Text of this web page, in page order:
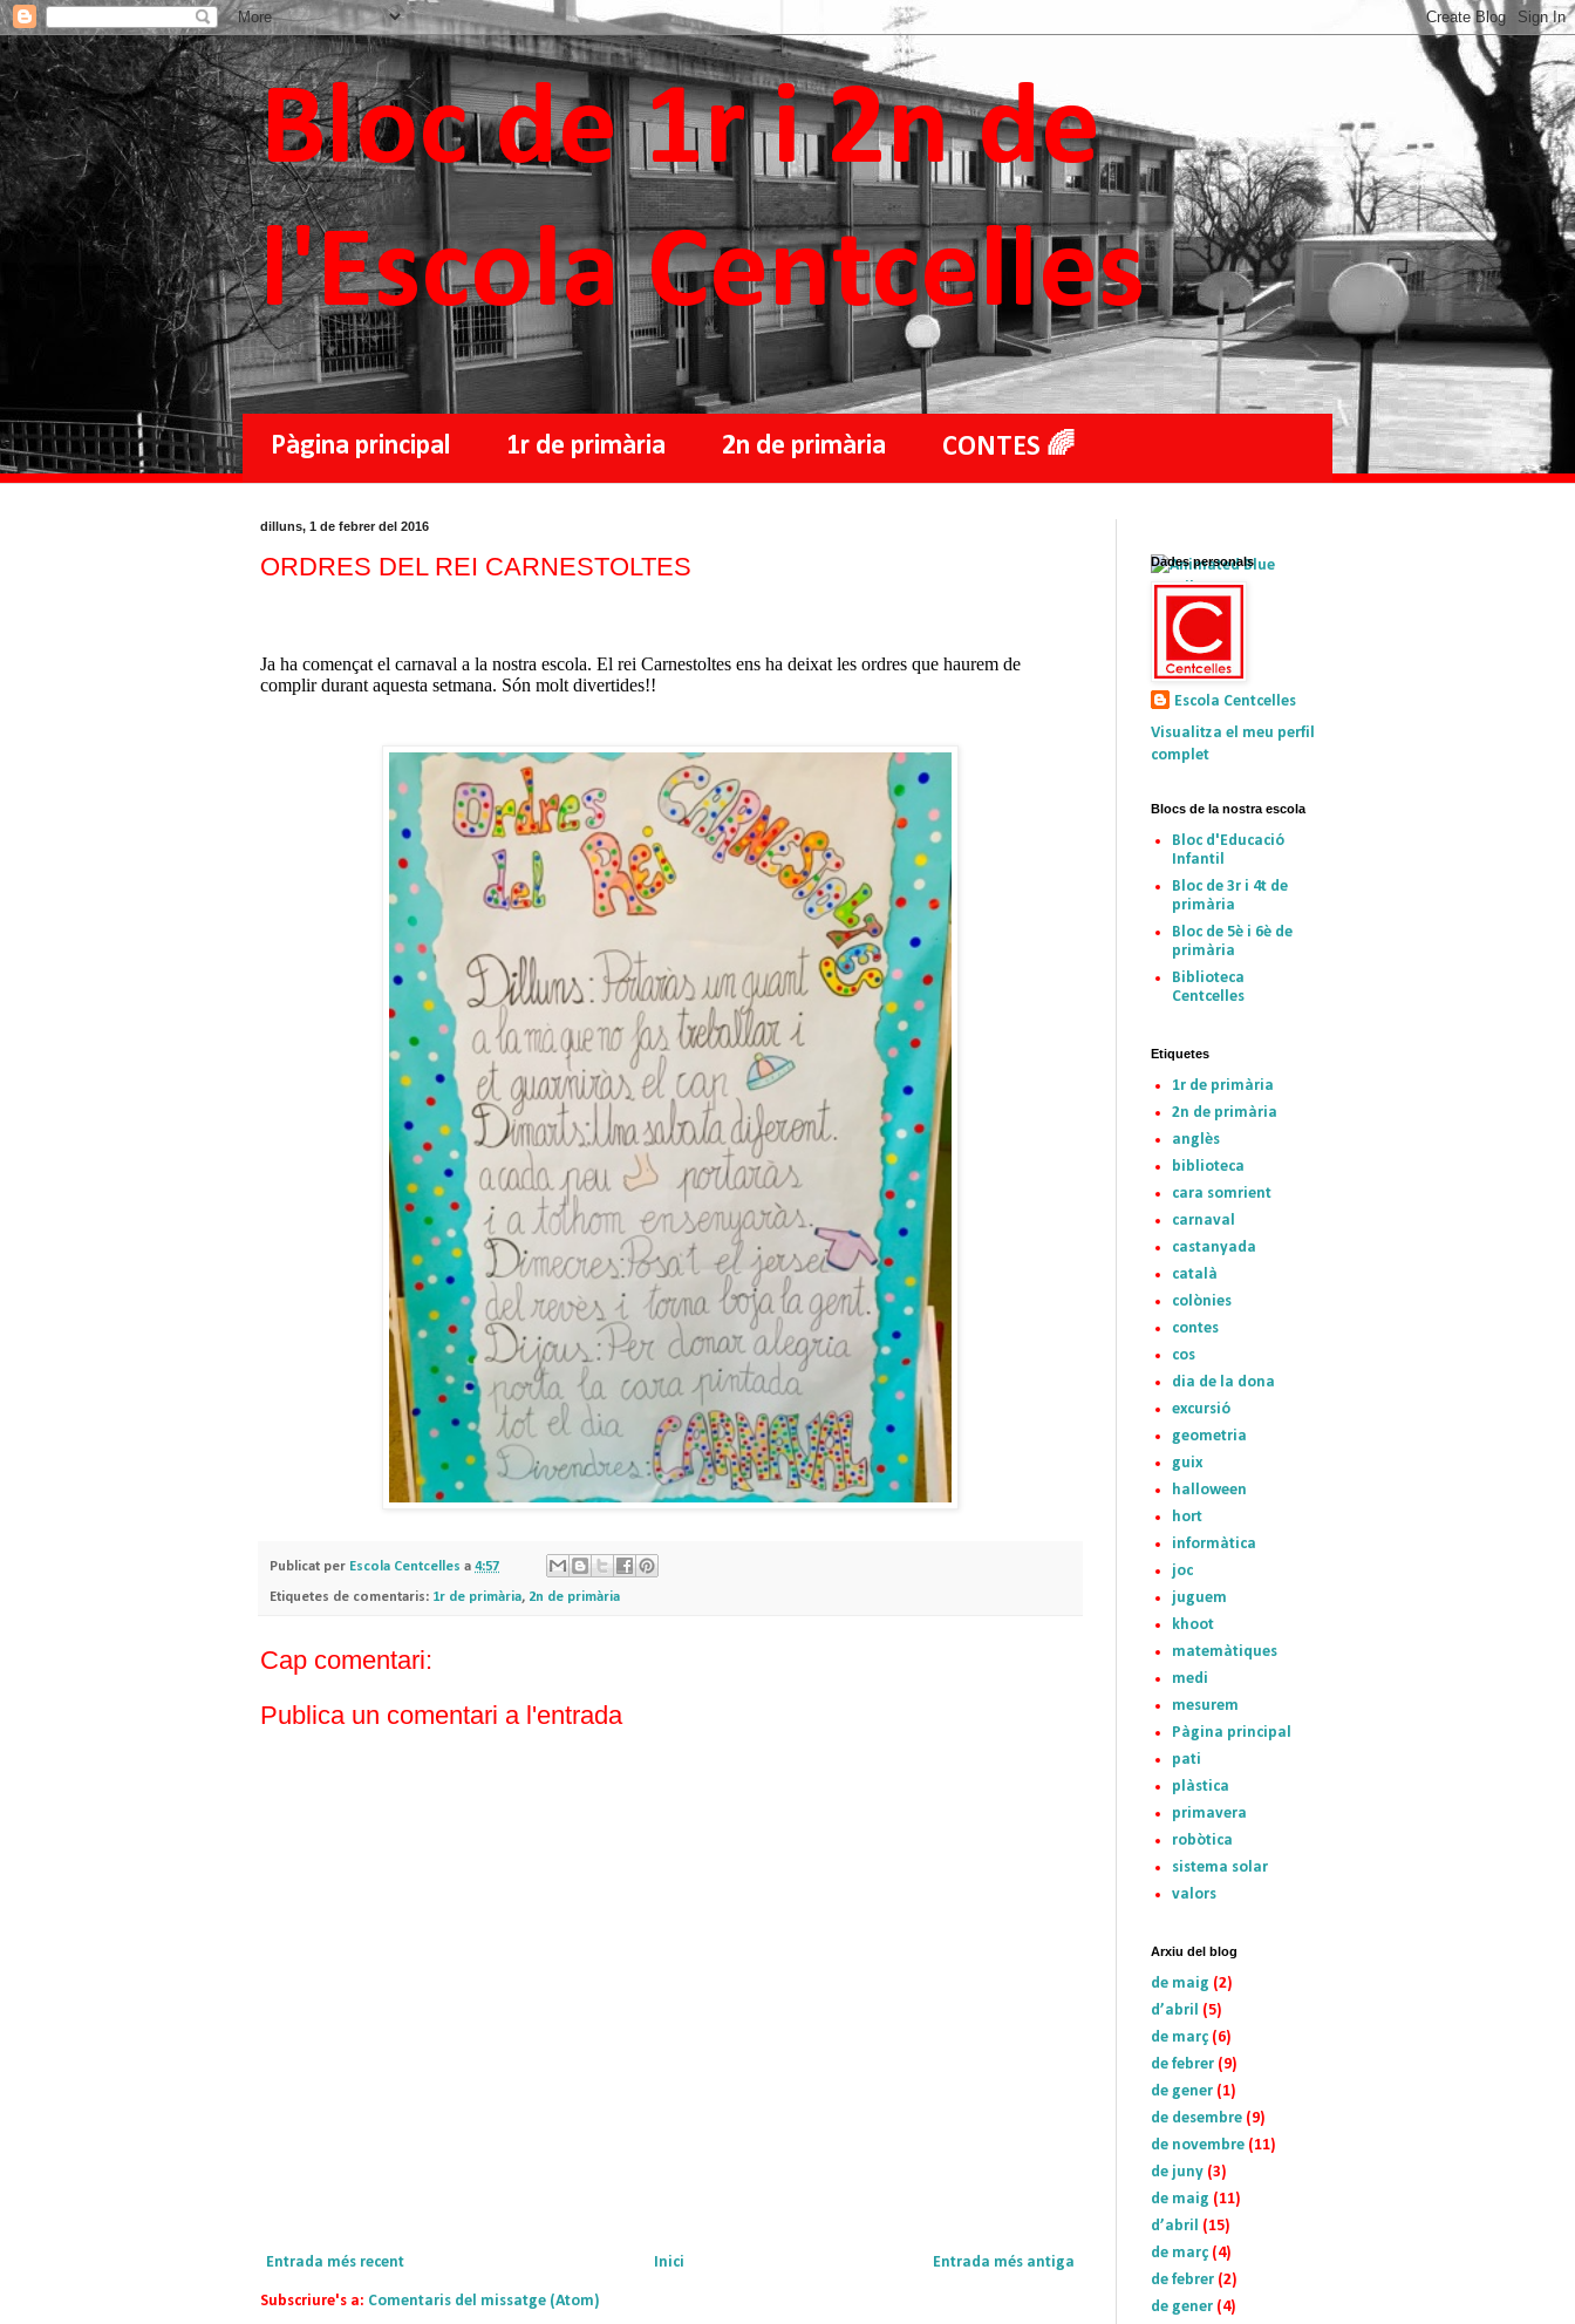
Bloc de 1r i 2n de
l'Escola Centcelles
Pàgina principal 1r de primària 2n de primària CONTES 🌈
dilluns, 1 de febrer del 2016
ORDRES DEL REI CARNESTOLTES
Ja ha començat el carnaval a la nostra escola. El rei Carnestoltes ens ha deixat les ordres que haurem de
complir durant aquesta setmana. Són molt divertides!!
Publicat per Escola Centcelles a 4:57
Etiquetes de comentaris: 1r de primària, 2n de primària
Cap comentari:
Publica un comentari a l'entrada
Entrada més recent Entrada més antiga
Inici
Subscriure's a: Comentaris del missatge (Atom)
Dades personals
Escola Centcelles
Visualitza el meu perfil
complet
Blocs de la nostra escola
Bloc d'Educació
Infantil
Bloc de 3r i 4t de
primària
Bloc de 5è i 6è de
primària
Biblioteca
Centcelles
Etiquetes
1r de primària
2n de primària
anglès
biblioteca
cara somrient
carnaval
castanyada
català
colònies
contes
cos
dia de la dona
excursió
geometria
guix
halloween
hort
informàtica
joc
juguem
khoot
matemàtiques
medi
mesurem
Pàgina principal
pati
plàstica
primavera
robòtica
sistema solar
valors
Arxiu del blog
de maig (2)
d’abril (5)
de març (6)
de febrer (9)
de gener (1)
de desembre (9)
de novembre (11)
de juny (3)
de maig (11)
d’abril (15)
de març (4)
de febrer (2)
de gener (4)